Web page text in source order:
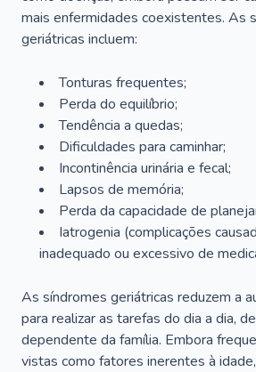
mais enfermidades coexistentes. As
geriátricas incluem:
Tonturas frequentes;
Perda do equilíbrio;
Tendência a quedas;
Dificuldades para caminhar;
Incontinência urinária e fecal;
Lapsos de memória;
Perda da capacidade de
Iatrogenia (complicações
inadequado ou excessivo de
As síndromes geriátricas reduzem a
para realizar as tarefas do dia a dia,
dependente da família. Embora
vistas como fatores inerentes à